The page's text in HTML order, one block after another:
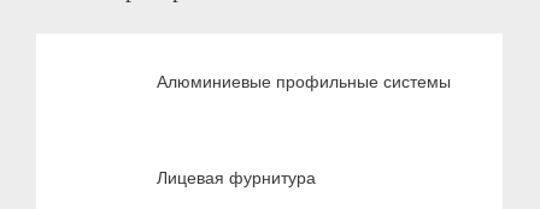
Алюминиевые профильные системы
Лицевая фурнитура